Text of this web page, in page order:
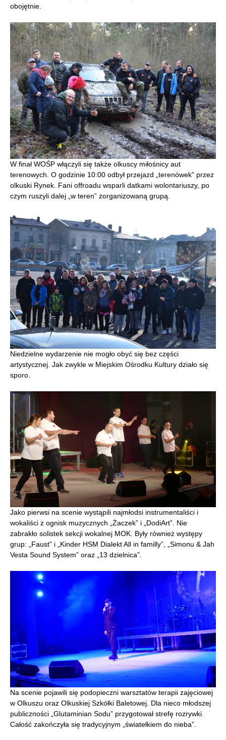
obojętnie.
W finał WOŚP włączyli się także olkuscy miłośnicy aut
terenowych. O godzinie 10:00 odbył przejazd „terenówek” przez
olkuski Rynek. Fani offroadu wsparli datkami wolontariuszy, po
czym ruszyli dalej „w teren” zorganizowaną grupą.
Niedzielne wydarzenie nie mogło obyć się bez części
artystycznej. Jak zwykle w Miejskim Ośrodku Kultury działo się
sporo.
Jako pierwsi na scenie wystąpili najmłodsi instrumentaliści i
wokaliści z ognisk muzycznych „Żaczek” i „DodiArt”. Nie
zabrakło solistek sekcji wokalnej MOK. Były również występy
grup: „Faust” i „Kinder HSM Dialekt All in familly”, „Simonu & Jah
Vesta Sound System” oraz „13 dzielnica”.
Na scenie pojawili się podopieczni warsztatów terapii zajęciowej
w Olkuszu oraz Olkuskiej Szkółki Baletowej. Dla nieco młodszej
publiczności „Glutaminian Sodu” przygotował strefę rozrywki.
Całość zakończyła się tradycyjnym „światełkiem do nieba”.